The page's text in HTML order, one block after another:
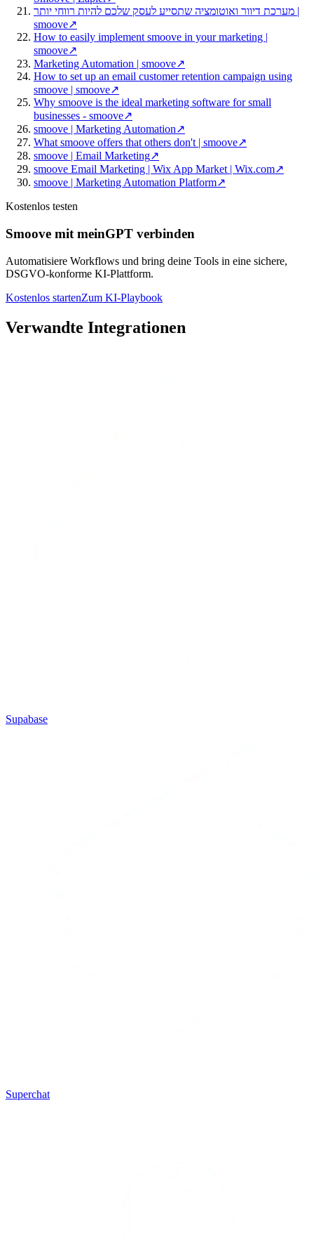
מערכת דיוור ואוטומציה שתסייע לעסק שלכם להיות רווחי יותר |
smoove↗
How to easily implement smoove in your marketing |
smoove↗
Marketing Automation | smoove↗
How to set up an email customer retention campaign using
smoove | smoove↗
Why smoove is the ideal marketing software for small
businesses - smoove↗
smoove | Marketing Automation↗
What smoove offers that others don't | smoove↗
smoove | Email Marketing↗
smoove Email Marketing | Wix App Market | Wix.com↗
smoove | Marketing Automation Platform↗
Kostenlos testen
Smoove mit meinGPT verbinden
Automatisiere Workflows und bring deine Tools in eine sichere,
DSGVO-konforme KI-Plattform.
Kostenlos startenZum KI-Playbook
Verwandte Integrationen
Supabase
Superchat